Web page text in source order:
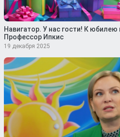
Навигатор. У нас гости! К юбилею
Профессор Ипкис
19 декабря 2025